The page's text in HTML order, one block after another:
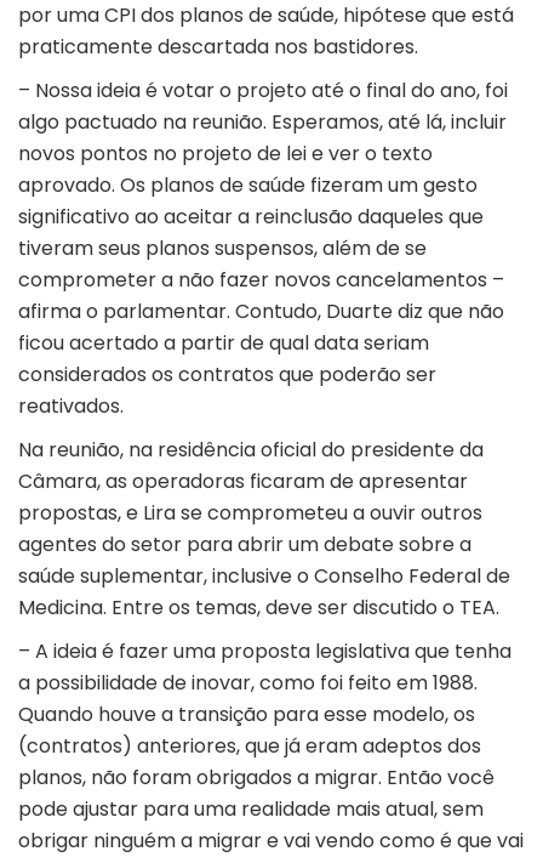
por uma CPI dos planos de saúde, hipótese que está
praticamente descartada nos bastidores.
– Nossa ideia é votar o projeto até o final do ano, foi
algo pactuado na reunião. Esperamos, até lá, incluir
novos pontos no projeto de lei e ver o texto
aprovado. Os planos de saúde fizeram um gesto
significativo ao aceitar a reinclusão daqueles que
tiveram seus planos suspensos, além de se
comprometer a não fazer novos cancelamentos –
afirma o parlamentar. Contudo, Duarte diz que não
ficou acertado a partir de qual data seriam
considerados os contratos que poderão ser
reativados.
Na reunião, na residência oficial do presidente da
Câmara, as operadoras ficaram de apresentar
propostas, e Lira se comprometeu a ouvir outros
agentes do setor para abrir um debate sobre a
saúde suplementar, inclusive o Conselho Federal de
Medicina. Entre os temas, deve ser discutido o TEA.
– A ideia é fazer uma proposta legislativa que tenha
a possibilidade de inovar, como foi feito em 1988.
Quando houve a transição para esse modelo, os
(contratos) anteriores, que já eram adeptos dos
planos, não foram obrigados a migrar. Então você
pode ajustar para uma realidade mais atual, sem
obrigar ninguém a migrar e vai vendo como é que vai